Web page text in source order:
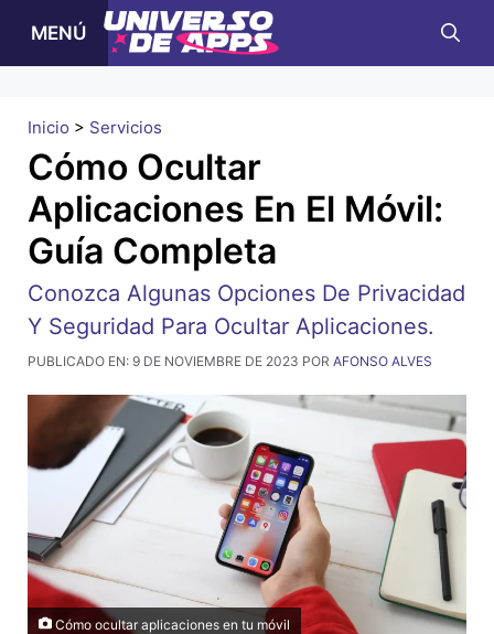
MENÚ
Inicio > Servicios
Cómo Ocultar
Aplicaciones En El Móvil:
Guía Completa
Conozca Algunas Opciones De Privacidad
Y Seguridad Para Ocultar Aplicaciones.
PUBLICADO EN: 9 DE NOVIEMBRE DE 2023 POR AFONSO ALVES
Cómo ocultar aplicaciones en tu móvil